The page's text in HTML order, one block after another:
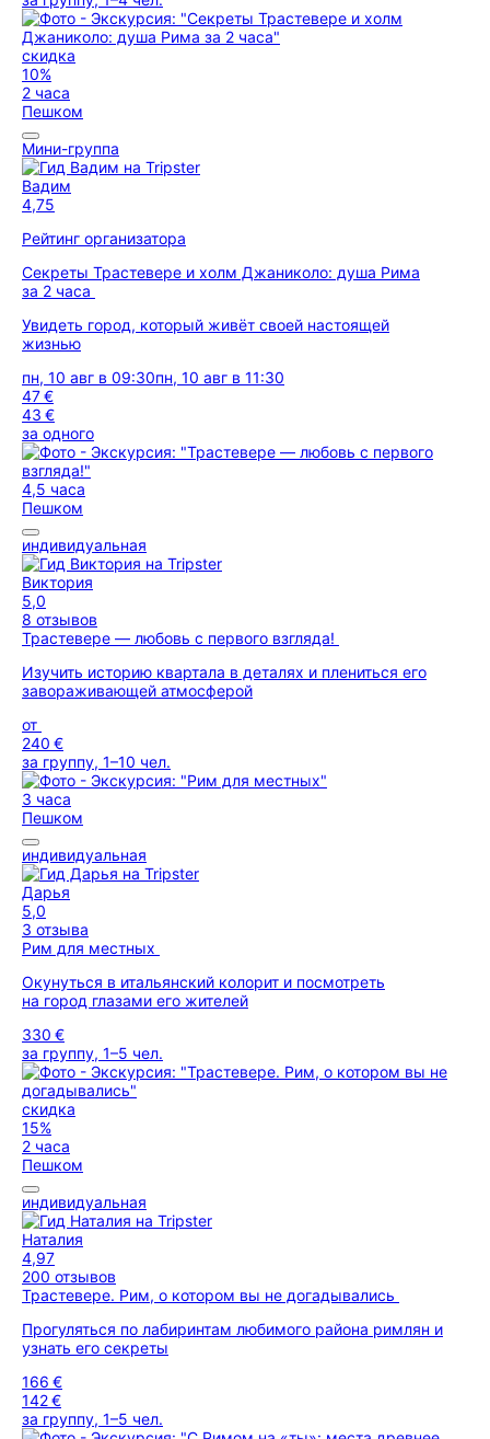
скидка
10%
2 часа
Пешком
Мини-группа
Вадим
4,75
Рейтинг организатора
Секреты Трастевере и холм Джаниколо: душа Рима
за 2 часа
Увидеть город, который живёт своей настоящей
жизнью
пн, 10 авг в 09:30пн, 10 авг в 11:30
47 €
43 €
за одного
4,5 часа
Пешком
индивидуальная
Виктория
5,0
8 отзывов
Трастевере — любовь с первого взгляда!
Изучить историю квартала в деталях и плениться его
завораживающей атмосферой
от
240 €
за группу, 1–10 чел.
3 часа
Пешком
индивидуальная
Дарья
5,0
3 отзыва
Рим для местных
Окунуться в итальянский колорит и посмотреть
на город глазами его жителей
330 €
за группу, 1–5 чел.
скидка
15%
2 часа
Пешком
индивидуальная
Наталия
4,97
200 отзывов
Трастевере. Рим, о котором вы не догадывались
Прогуляться по лабиринтам любимого района римлян и
узнать его секреты
166 €
142 €
за группу, 1–5 чел.